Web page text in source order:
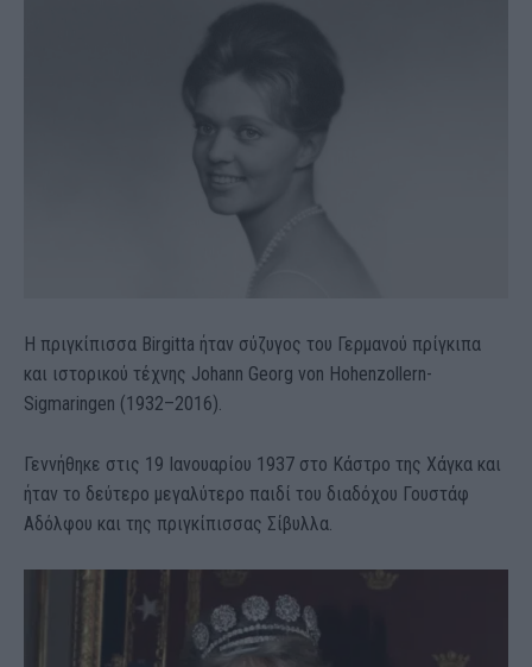
Η πριγκίπισσα Birgitta ήταν σύζυγος του Γερμανού πρίγκιπα
και ιστορικού τέχνης Johann Georg von Hohenzollern-
Sigmaringen (1932–2016).
Γεννήθηκε στις 19 Ιανουαρίου 1937 στο Κάστρο της Χάγκα και
ήταν το δεύτερο μεγαλύτερο παιδί του διαδόχου Γουστάφ
Αδόλφου και της πριγκίπισσας Σίβυλλα.